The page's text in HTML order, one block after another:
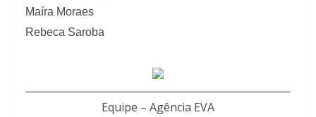
Maíra Moraes
Rebeca Saroba
Equipe – Agência EVA